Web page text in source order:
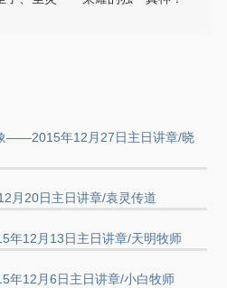
——2015年12月27日主日讲章/晓
月20日主日讲章/袁灵传道
12月13日主日讲章/天明牧师
12月6日主日讲章/小白牧师